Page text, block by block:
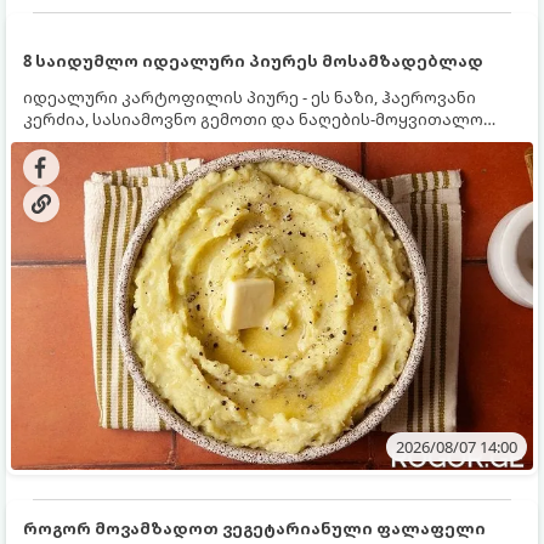
8 საიდუმლო იდეალური პიურეს მოსამზადებლად
იდეალური კარტოფილის პიურე - ეს ნაზი, ჰაეროვანი
კერძია, სასიამოვნო გემოთი და ნაღების-მოყვითალო
ფერით. მისი მომზადება ძალიან მარტივია, მაგრამ
არსებობს რამდენიმე საიდუმლო, რომლებიც უნდა
იცოდეთ, რომ პიურე იდეალურად გემრიელი გამოვიდეს.
2026/08/07 14:00
როგორ მოვამზადოთ ვეგეტარიანული ფალაფელი